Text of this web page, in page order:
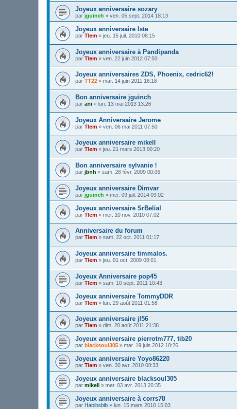
Joyeux anniversaire sozary
par jguinch » ven. 05 sept. 2014 18:13
Joyeux anniversaire Iste
par Tlem » jeu. 15 juil. 2010 08:15
Joyeux anniversaire à Pandipanda
par Tlem » ven. 22 juin 2012 07:50
Joyeux anniversaires ZDS, Phoenix, cedric62!
par TT22 » mar. 14 juin 2011 16:18
Bon anniversaire jguinch
par ani » lun. 13 mai 2013 13:26
Joyeux Anniversaire Jerome
par Tlem » ven. 06 mai 2011 07:50
Joyeux anniversaire mikell
par Tlem » jeu. 21 mars 2013 00:20
Bon anniversaire sylvanie !
par jbnh » sam. 28 févr. 2009 00:05
Joyeux anniversaire Dimvar
par jguinch » mer. 09 juil. 2014 09:02
Joyeux anniversaire SrBelial
par Tlem » mer. 10 nov. 2010 07:02
Anniversaire du forum
par Tlem » sam. 22 oct. 2011 01:17
Joyeux anniversaire timmalos.
par Tlem » jeu. 01 oct. 2009 08:01
Joyeux Anniversaire pop45
par Tlem » sam. 10 sept. 2011 10:43
Joyeux anniversaire TommyDDR
par Tlem » lun. 29 août 2011 01:58
Joyeux anniversaire jl56
par Tlem » dim. 28 août 2011 21:38
Joyeux anniversaire pierrotm777, tib20
par blacksoul305 » mar. 19 juin 2012 18:26
Joyeux anniversaire Yoyo86220
par Tlem » ven. 30 avr. 2010 08:33
Joyeux anniversaire blacksoul305
par mikell » mer. 03 avr. 2013 20:35
Joyeux anniversaire à corrs78
par Habibsbib » lun. 15 mars 2010 15:03